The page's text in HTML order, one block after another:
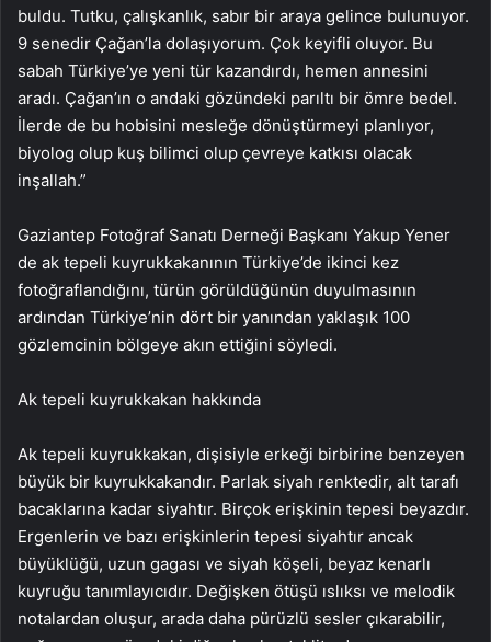
buldu. Tutku, çalışkanlık, sabır bir araya gelince bulunuyor.
9 senedir Çağan’la dolaşıyorum. Çok keyifli oluyor. Bu
sabah Türkiye’ye yeni tür kazandırdı, hemen annesini
aradı. Çağan’ın o andaki gözündeki parıltı bir ömre bedel.
İlerde de bu hobisini mesleğe dönüştürmeyi planlıyor,
biyolog olup kuş bilimci olup çevreye katkısı olacak
inşallah.”
Gaziantep Fotoğraf Sanatı Derneği Başkanı Yakup Yener
de ak tepeli kuyrukkakanının Türkiye’de ikinci kez
fotoğraflandığını, türün görüldüğünün duyulmasının
ardından Türkiye’nin dört bir yanından yaklaşık 100
gözlemcinin bölgeye akın ettiğini söyledi.
Ak tepeli kuyrukkakan hakkında
Ak tepeli kuyrukkakan, dişisiyle erkeği birbirine benzeyen
büyük bir kuyrukkakandır. Parlak siyah renktedir, alt tarafı
bacaklarına kadar siyahtır. Birçok erişkinin tepesi beyazdır.
Ergenlerin ve bazı erişkinlerin tepesi siyahtır ancak
büyüklüğü, uzun gagası ve siyah köşeli, beyaz kenarlı
kuyruğu tanımlayıcıdır. Değişken ötüşü ıslıksı ve melodik
notalardan oluşur, arada daha pürüzlü sesler çıkarabilir,